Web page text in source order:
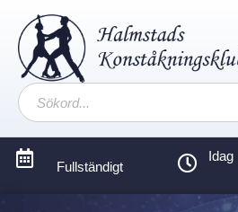
Fullständigt
Idag